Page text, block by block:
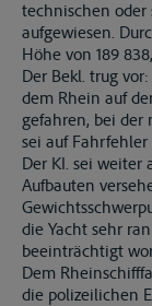
technischen oder
aufgewiesen.
Höhe von 189
Der Bekl. trug
dem Rhein auf
gefahren, bei der
sei auf Fahrfehler
Der KI. sei weiter
Aufbauten
die Yacht sehr
beeinträchtigt
Dem
die polizeilichen